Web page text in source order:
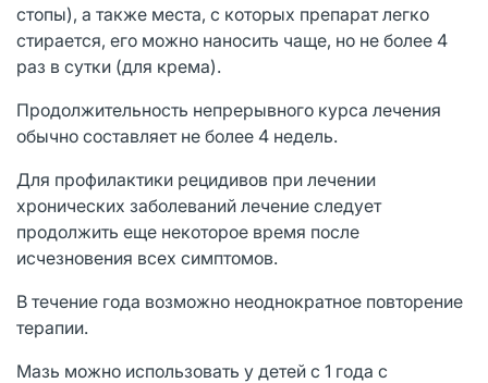
стопы), а также места, с которых препарат легко
стирается, его можно наносить чаще, но не более 4
раз в сутки (для крема).
Продолжительность непрерывного курса лечения
обычно составляет не более 4 недель.
Для профилактики рецидивов при лечении
хронических заболеваний лечение следует
продолжить еще некоторое время после
исчезновения всех симптомов.
В течение года возможно неоднократное повторение
терапии.
Мазь можно использовать у детей с 1 года с